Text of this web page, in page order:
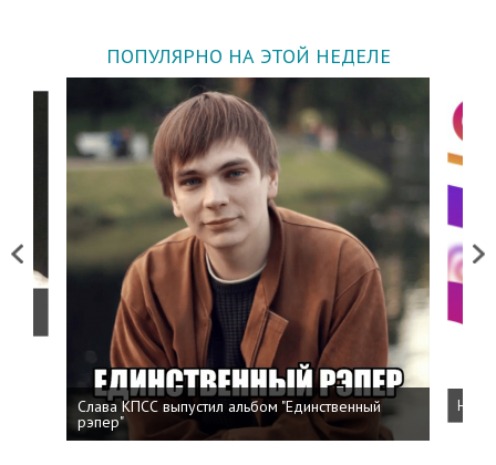
ПОПУЛЯРНО НА ЭТОЙ НЕДЕЛЕ
Previous
Слава КПСС выпустил альбом "Единственный
рэпер"
Next